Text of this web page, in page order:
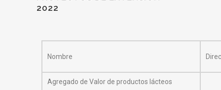
2022
Nombre
Agregado de Valor de productos lácteos